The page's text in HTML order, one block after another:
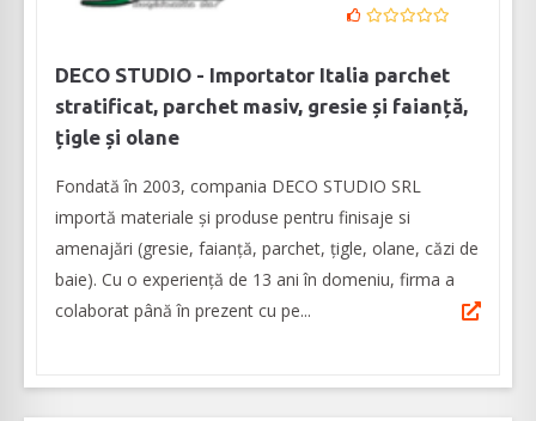
DECO STUDIO - Importator Italia parchet
stratificat, parchet masiv, gresie și faianță,
țigle și olane
Fondată în 2003, compania DECO STUDIO SRL
importă materiale și produse pentru finisaje si
amenajări (gresie, faianță, parchet, țigle, olane, căzi de
baie). Cu o experiență de 13 ani în domeniu, firma a
colaborat până în prezent cu pe...